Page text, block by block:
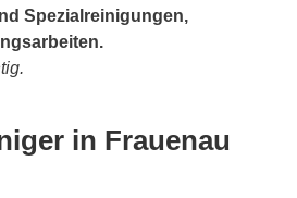
Spezialreinigungen,
in Frauenau